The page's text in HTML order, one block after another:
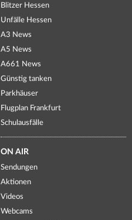
Blitzer Hessen
Unfälle Hessen
A3 News
A5 News
A661 News
Günstig tanken
Parkhäuser
Flugplan Frankfurt
Schulausfälle
ON AIR
Sendungen
Aktionen
Videos
Webcams